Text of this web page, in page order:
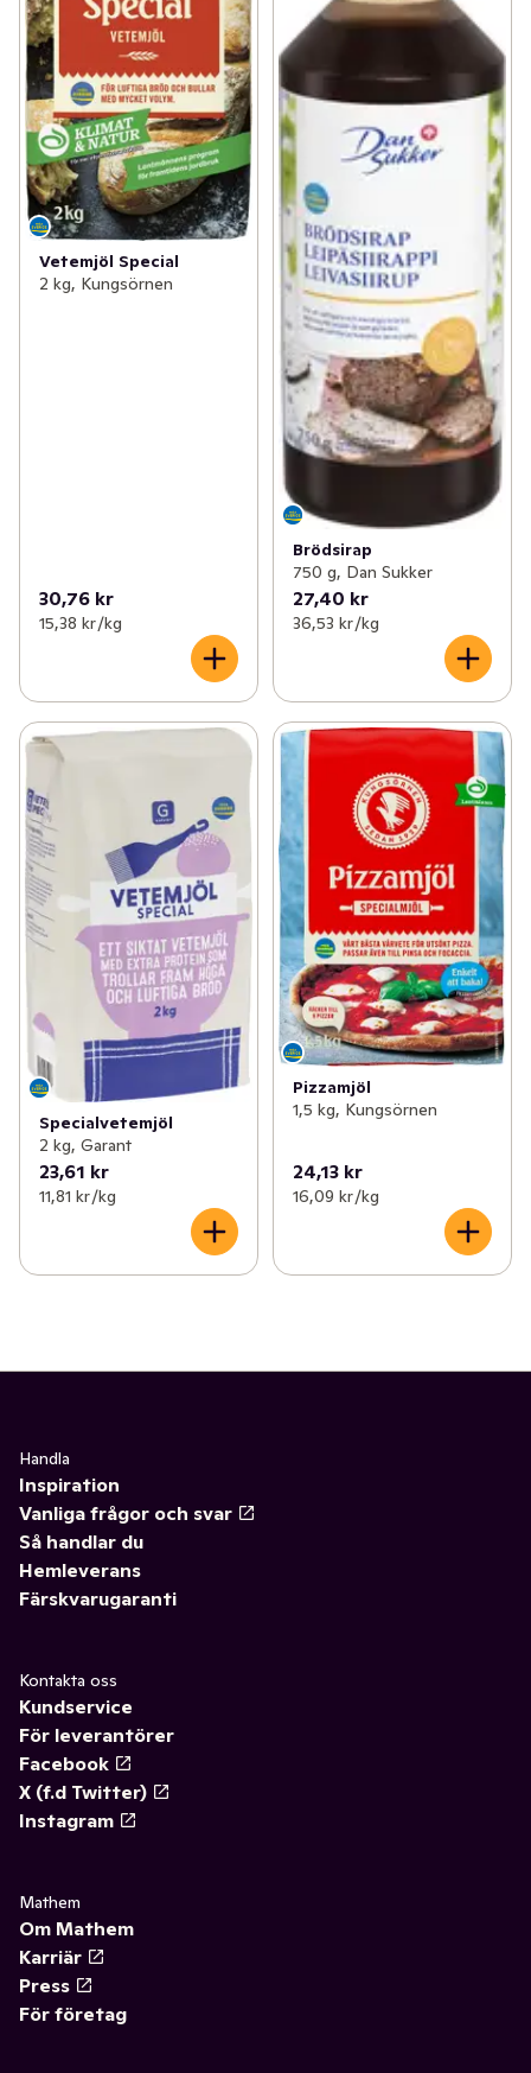
Vetemjöl Special
2 kg, Kungsörnen
30,76 kr
15,38 kr /kg
Brödsirap
750 g, Dan Sukker
27,40 kr
36,53 kr /kg
Specialvetemjöl
2 kg, Garant
23,61 kr
11,81 kr /kg
Pizzamjöl
1,5 kg, Kungsörnen
24,13 kr
16,09 kr /kg
Handla
Inspiration
Vanliga frågor och svar
Så handlar du
Hemleverans
Färskvarugaranti
Kontakta oss
Kundservice
För leverantörer
Facebook
X (f.d Twitter)
Instagram
Mathem
Om Mathem
Karriär
Press
För företag